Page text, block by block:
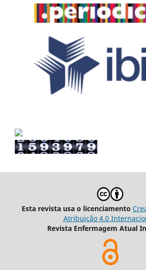
Esta revista usa o licenciamento
Atribuição 4.0
Revista Enfermagem Atual